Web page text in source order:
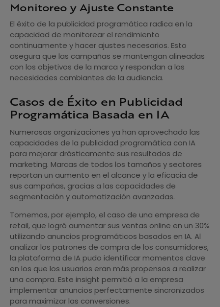
Monitoreo y Ajuste Constante
El éxito de la publicidad programática radica en la
capacidad de monitorear el rendimiento
continuamente y hacer ajustes necesarios. Esto
asegura que las campañas se mantengan alineadas
con los objetivos de la marca y respondan a las
necesidades cambiantes de la audiencia.
Casos de Éxito en Publicidad
Programática Basada en IA
Numerosas organizaciones ya han aprovechado las
capacidades de la publicidad programática con IA
para mejorar drásticamente sus resultados de
marketing. Marcas de todos los tamaños y sectores
reportan un aumento en el alcance y la eficacia de
sus campañas, gracias a las capacidades de
segmentación y automatización avanzadas.
Tomemos, por ejemplo, el caso de una empresa de
retail, que logró aumentar sus ventas online en un 30%
utilizando anuncios programáticos basados en IA. Al
analizar los patrones de compra de los consumidores,
la plataforma de IA pudo identificar momentos clave
en los que los usuarios eran más propensos a realizar
una compra. Este insight permitió a la empresa
implementar anuncios perfectamente sincronizados
para maximizar las conversiones.